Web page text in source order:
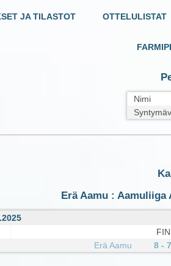
JA TILASTOT OTTELULISTAT
Nimi
Erä Aamu :
FIN
Erä Aamu 8 - 7